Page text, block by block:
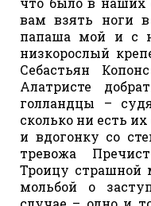
вам взять ноги
папаша мой и с
низкорослый
Себастьян
Алатристе
голландцы –
сколько ни есть
и вдогонку со
тревожа
Троицу страшной
мольбой о